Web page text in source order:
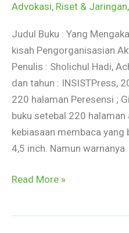
Advokasi, Riset & Jaringan,
Judul Buku : Yang
kisah Pengorganisasian
Penulis : Sholichul Hadi,
dan tahun : INSISTPress,
220 halaman Peresensi ;
buku setebal 220
kebiasaan membaca yang
4,5 inch. Namun warnanya
Pengorganisasian
Sekolah
Involvement)
Read More »